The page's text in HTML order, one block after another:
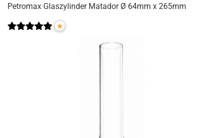
Petromax Glaszylinder Matador Ø 64mm x 265mm
*